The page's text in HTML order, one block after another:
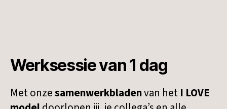
Werksessie van 1 dag
Met onzesamenwerkbladenvan het I LOVE